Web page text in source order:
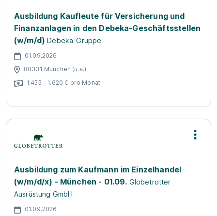
Ausbildung Kaufleute für Versicherung und
Finanzanlagen in den Debeka-Geschäftsstellen
(w/m/d)Debeka-Gruppe
01.09.2026
80331 München (u.a.)
1.455 - 1.620 € pro Monat
Ausbildung zum Kaufmann im Einzelhandel
(w/m/d/x) - München - 01.09. Globetrotter
Ausrüstung GmbH
01.09.2026